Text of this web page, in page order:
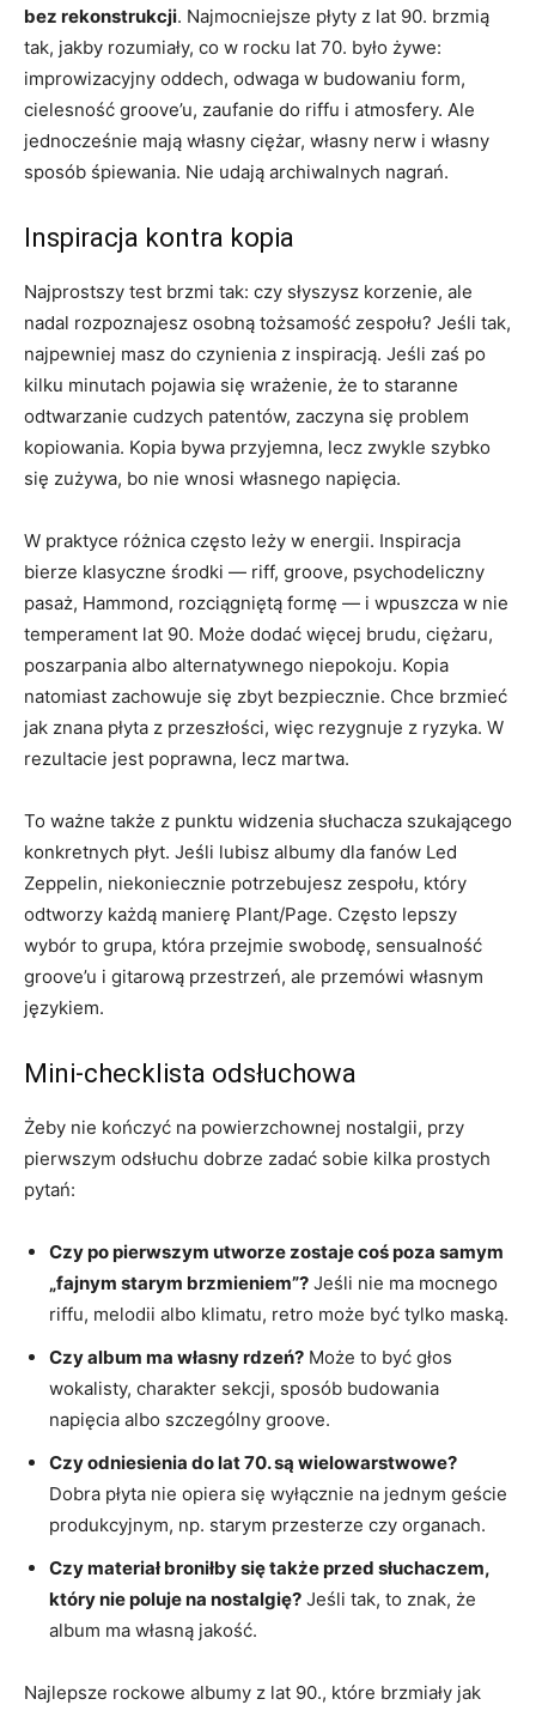
bez rekonstrukcji. Najmocniejsze płyty z lat 90. brzmią
tak, jakby rozumiały, co w rocku lat 70. było żywe:
improwizacyjny oddech, odwaga w budowaniu form,
cielesność groove’u, zaufanie do riffu i atmosfery. Ale
jednocześnie mają własny ciężar, własny nerw i własny
sposób śpiewania. Nie udają archiwalnych nagrań.
Inspiracja kontra kopia
Najprostszy test brzmi tak: czy słyszysz korzenie, ale
nadal rozpoznajesz osobną tożsamość zespołu? Jeśli tak,
najpewniej masz do czynienia z inspiracją. Jeśli zaś po
kilku minutach pojawia się wrażenie, że to staranne
odtwarzanie cudzych patentów, zaczyna się problem
kopiowania. Kopia bywa przyjemna, lecz zwykle szybko
się zużywa, bo nie wnosi własnego napięcia.
W praktyce różnica często leży w energii. Inspiracja
bierze klasyczne środki — riff, groove, psychodeliczny
pasaż, Hammond, rozciągniętą formę — i wpuszcza w nie
temperament lat 90. Może dodać więcej brudu, ciężaru,
poszarpania albo alternatywnego niepokoju. Kopia
natomiast zachowuje się zbyt bezpiecznie. Chce brzmieć
jak znana płyta z przeszłości, więc rezygnuje z ryzyka. W
rezultacie jest poprawna, lecz martwa.
To ważne także z punktu widzenia słuchacza szukającego
konkretnych płyt. Jeśli lubisz albumy dla fanów Led
Zeppelin, niekoniecznie potrzebujesz zespołu, który
odtworzy każdą manierę Plant/Page. Często lepszy
wybór to grupa, która przejmie swobodę, sensualność
groove’u i gitarową przestrzeń, ale przemówi własnym
językiem.
Mini-checklista odsłuchowa
Żeby nie kończyć na powierzchownej nostalgii, przy
pierwszym odsłuchu dobrze zadać sobie kilka prostych
pytań:
Czy po pierwszym utworze zostaje coś poza samym
„fajnym starym brzmieniem”? Jeśli nie ma mocnego
riffu, melodii albo klimatu, retro może być tylko maską.
Czy album ma własny rdzeń? Może to być głos
wokalisty, charakter sekcji, sposób budowania
napięcia albo szczególny groove.
Czy odniesienia do lat 70. są wielowarstwowe?
Dobra płyta nie opiera się wyłącznie na jednym geście
produkcyjnym, np. starym przesterze czy organach.
Czy materiał broniłby się także przed słuchaczem,
który nie poluje na nostalgię? Jeśli tak, to znak, że
album ma własną jakość.
Najlepsze rockowe albumy z lat 90., które brzmiały jak